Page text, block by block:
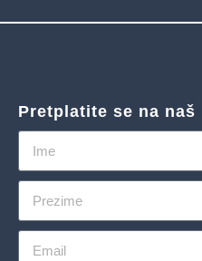
Pretplatite se na naš